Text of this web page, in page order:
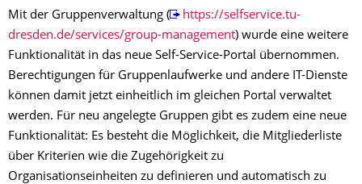
Mit der Gruppenverwaltung (
https://selfservice.tu-
dresden.de/services/group-management) wurde eine weitere
Funktionalität in das neue Self-Service-Portal übernommen.
Berechtigungen für Gruppenlaufwerke und andere IT-Dienste
können damit jetzt einheitlich im gleichen Portal verwaltet
werden. Für neu angelegte Gruppen gibt es zudem eine neue
Funktionalität: Es besteht die Möglichkeit, die Mitgliederliste
über Kriterien wie die Zugehörigkeit zu
Organisationseinheiten zu definieren und automatisch zu